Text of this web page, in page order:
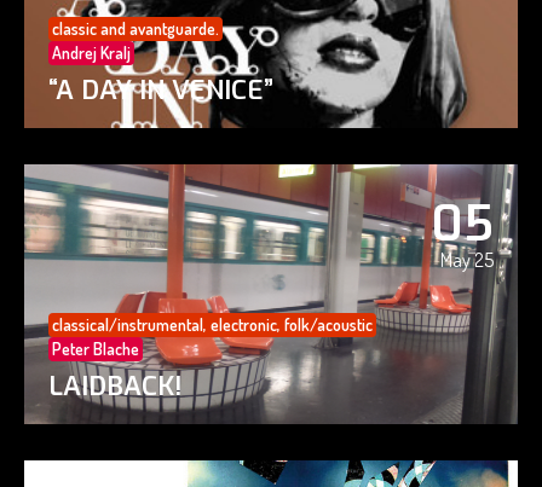
classic and avantguarde.
Andrej Kralj
“A DAY IN VENICE”
05
May 25
classical/instrumental, electronic, folk/acoustic
Peter Blache
LAIDBACK!